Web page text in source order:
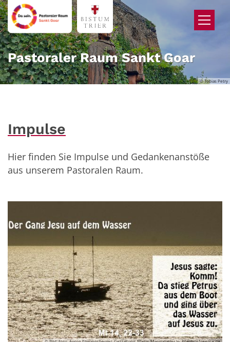
Zum Inhalt springen
© Tobias Petry
Pastoraler Raum Sankt Goar
Impulse
Hier finden Sie Impulse und Gedankenanstöße
aus unserem Pastoralen Raum.